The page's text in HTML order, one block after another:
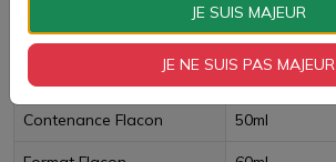
Fiche technique
Contenance Flacon 50ml
JE SUIS MAJEUR
JE NE SUIS PAS MAJEUR